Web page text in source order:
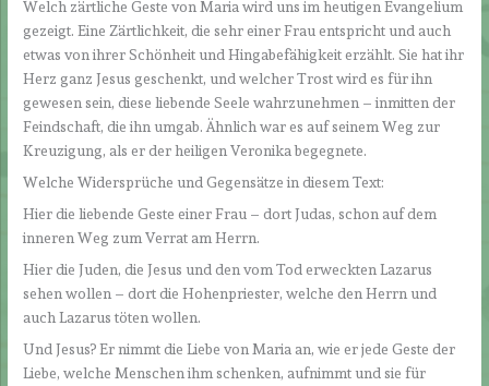
Welch zärtliche Geste von Maria wird uns im heutigen Evangelium
gezeigt. Eine Zärtlichkeit, die sehr einer Frau entspricht und auch
etwas von ihrer Schönheit und Hingabefähigkeit erzählt. Sie hat ihr
Herz ganz Jesus geschenkt, und welcher Trost wird es für ihn
gewesen sein, diese liebende Seele wahrzunehmen – inmitten der
Feindschaft, die ihn umgab. Ähnlich war es auf seinem Weg zur
Kreuzigung, als er der heiligen Veronika begegnete.
Welche Widersprüche und Gegensätze in diesem Text:
Hier die liebende Geste einer Frau – dort Judas, schon auf dem
inneren Weg zum Verrat am Herrn.
Hier die Juden, die Jesus und den vom Tod erweckten Lazarus
sehen wollen – dort die Hohenpriester, welche den Herrn und
auch Lazarus töten wollen.
Und Jesus? Er nimmt die Liebe von Maria an, wie er jede Geste der
Liebe, welche Menschen ihm schenken, aufnimmt und sie für